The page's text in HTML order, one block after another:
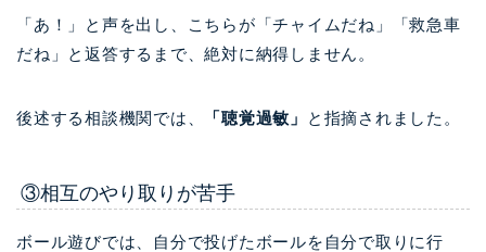
「あ！」と声を出し、こちらが「チャイムだね」「救急車
だね」と返答するまで、絶対に納得しません。
後述する相談機関では、 「聴覚過敏」 と指摘されました。
③相互のやり取りが苦手
ボール遊びでは、自分で投げたボールを自分で取りに行